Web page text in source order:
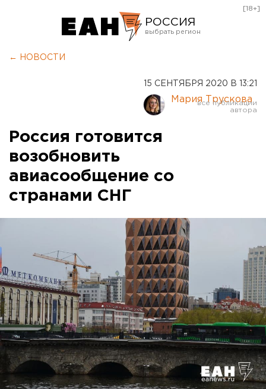
РОССИЯ
Курган
Оренбург
[18+]
← НОВОСТИ
15 СЕНТЯБРЯ 2020 В 13:21
Мария Трускова
Россия готовится
возобновить
авиасообщение со
странами СНГ